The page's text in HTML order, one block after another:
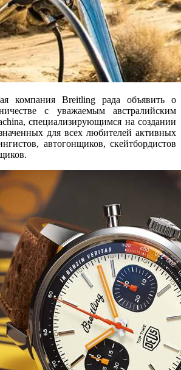
компания Breitling рада объявить о
с уважаемым австралийским
специализирующимся на создании
для всех любителей активных
автогонщиков, скейтбордистов